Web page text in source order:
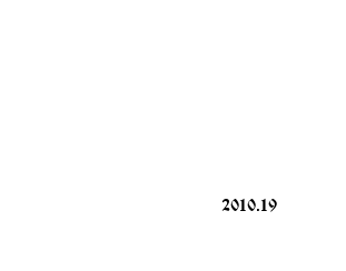
2010.19